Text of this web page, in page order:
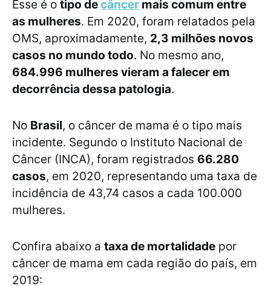
Esse é o tipo decâncer mais comum entre
as mulheres. Em 2020, foram relatados pela
OMS, aproximadamente, 2,3 milhões novos
casos no mundo todo. No mesmo ano,
684.996 mulheres vieram a falecer em
decorrência dessa patologia.
No Brasil, o câncer de mama é o tipo mais
incidente. Segundo o Instituto Nacional de
Câncer (INCA), foram registrados 66.280
casos, em 2020, representando uma taxa de
incidência de 43,74 casos a cada 100.000
mulheres.
Confira abaixo a taxa de mortalidade por
câncer de mama em cada região do país, em
2019: